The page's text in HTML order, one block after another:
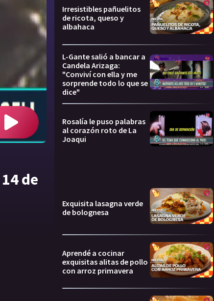
de
Irresistibles pañuelitos
de ricota, queso y
albahaca
L-Gante salió a bancar a
Candela Arizaga:
"Conviví con ella y me
sorprende todo lo que se
dice"
Rosalía le puso palabras
al corazón roto de La
Joaqui
Exquisita lasagna verde
de bolognesa
Aprendé a cocinar
exquisitas alitas de pollo
con arroz primavera